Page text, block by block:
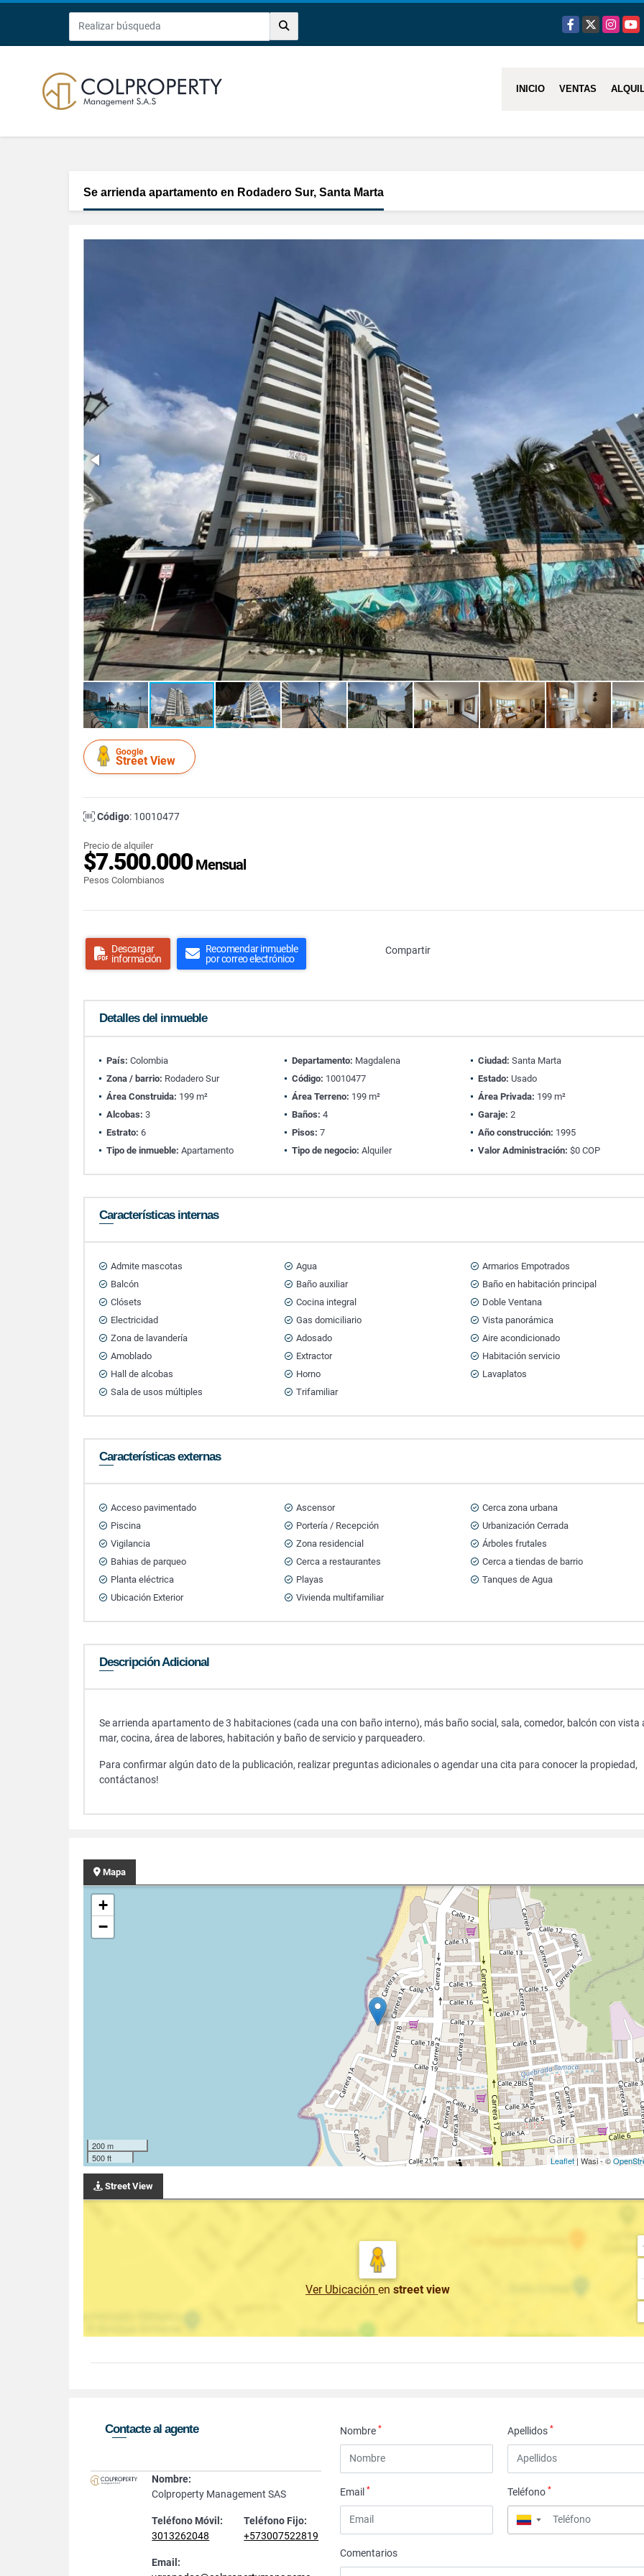
Facebook
X
INICIO VENTAS
Se arrienda apartamento en Rodadero Sur, Santa Marta
Google
Street View
Código: 10010477
Precio de alquiler
$7.500.000Mensual
Pesos Colombianos
Descargar
información
Recomendar inmueble
por correo electrónico
Compartir
Detalles del inmueble
País: Colombia Departamento: Magdalena Ciudad: Santa Marta
Zona / barrio: Rodadero Sur Código: 10010477 Estado: Usado
Área Construida: 199 m² Área Terreno: 199 m² Área Privada: 199 m²
Alcobas: 3 Baños: 4 Garaje: 2
Estrato: 6 Pisos: 7 Año construcción: 1995
Tipo de inmueble: Apartamento Tipo de negocio: Alquiler Valor Administración: $0 COP
Características internas
Admite mascotas Agua
Armarios Empotrados
Balcón
Baño auxiliar
Baño en habitación principal
Clósets
Cocina integral
Doble Ventana
Electricidad
Gas domiciliario
Vista panorámica
Zona de lavandería
Adosado
Aire acondicionado
Amoblado
Extractor
Habitación servicio
Hall de alcobas
Horno
Lavaplatos
Sala de usos múltiples
Trifamiliar
Características externas
Acceso pavimentado Ascensor
Cerca zona urbana
Piscina
Portería / Recepción
Urbanización Cerrada
Vigilancia
Zona residencial
Árboles frutales
Bahias de parqueo
Cerca a restaurantes
Cerca a tiendas de barrio
Planta eléctrica
Playas
Tanques de Agua
Ubicación Exterior
Vivienda multifamiliar
Descripción Adicional
Se arrienda apartamento de 3 habitaciones (cada una con baño interno), más baño social, sala, comedor, balcón con vista
mar, cocina, área de labores, habitación y baño de servicio y parqueadero.
Para confirmar algún dato de la publicación, realizar preguntas adicionales o agendar una cita para conocer la propiedad,
contáctanos!
Mapa
+
−
200 m
500 ft
Leaflet| Wasi - ©
Street View
Ver Ubicación en street view
Contacte al agente
Nombre:
Colproperty Management SAS
Teléfono Móvil:
3013262048
Teléfono Fijo:
+573007522819
Email:
Nombre* Apellidos*
Email* Teléfono*
▼
Comentarios